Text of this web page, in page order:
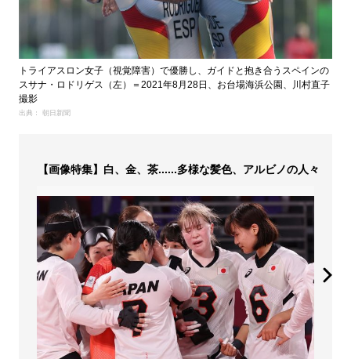
トライアスロン女子（視覚障害）で優勝し、ガイドと抱き合うスペインの
スサナ・ロドリゲス（左）＝2021年8月28日、お台場海浜公園、川村直子
撮影
出典： 朝日新聞
【画像特集】白、金、茶......多様な髪色、アルビノの人々